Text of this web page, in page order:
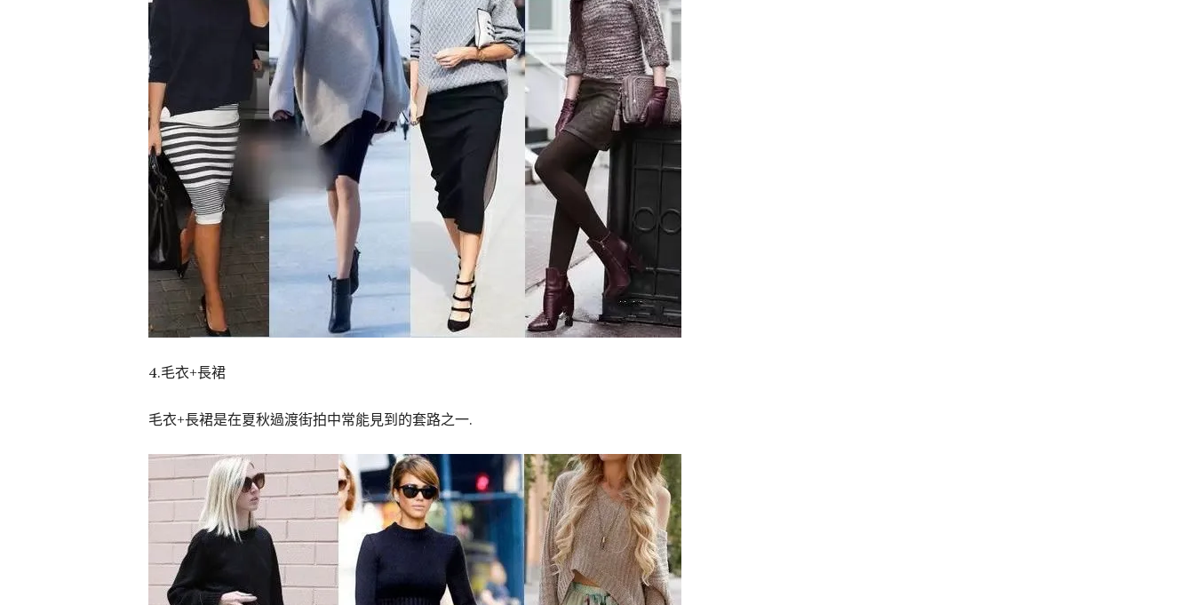
4.毛衣+長裙
毛衣+長裙是在夏秋過渡街拍中常能見到的套路之一.